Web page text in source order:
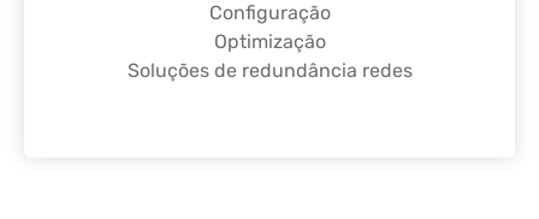
Configuração
Optimização
Soluções de redundância redes